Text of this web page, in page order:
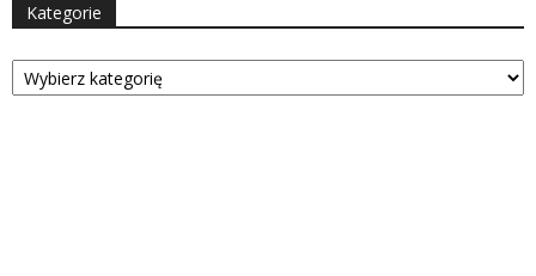
Kategorie
Kategorie